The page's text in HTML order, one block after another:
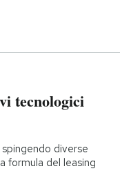
tecnologici
diverse
formula del leasing